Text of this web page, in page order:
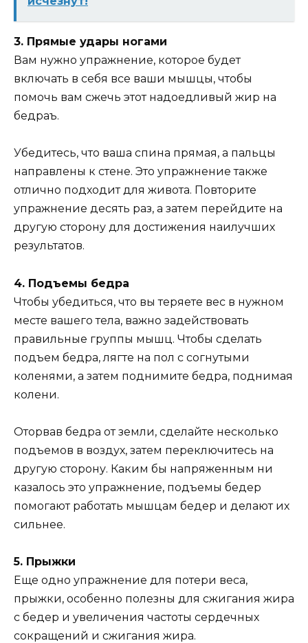
3. Прямые удары ногами
Вам нужно упражнение, которое будет
включать в себя все ваши мышцы, чтобы
помочь вам сжечь этот надоедливый жир на
бедраъ.
Убедитесь, что ваша спина прямая, а пальцы
направлены к стене. Это упражнение также
отлично подходит для живота. Повторите
упражнение десять раз, а затем перейдите на
другую сторону для достижения наилучших
результатов.
4. Подъемы бедра
Чтобы убедиться, что вы теряете вес в нужном
месте вашего тела, важно задействовать
правильные группы мышц. Чтобы сделать
подъем бедра, лягте на пол с согнутыми
коленями, а затем поднимите бедра, поднимая
колени.
Оторвав бедра от земли, сделайте несколько
подъемов в воздух, затем переключитесь на
другую сторону. Каким бы напряженным ни
казалось это упражнение, подъемы бедер
помогают работать мышцам бедер и делают их
сильнее.
5. Прыжки
Еще одно упражнение для потери веса,
прыжки, особенно полезны для сжигания жира
с бедер и увеличения частоты сердечных
сокращений и сжигания жира.